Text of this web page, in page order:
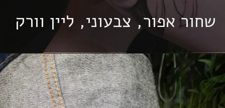
שחור אפור, צבעוני, ליין וורק